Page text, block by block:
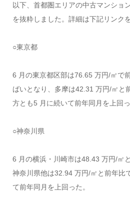
以下、首都圏エリアの中古マンショ
を抜粋しました。詳細は下記リンク
○東京都
6 月の東京都区部は76.65 万円/㎡で
ばいとなり、多摩は42.31 万円/㎡と
方とも5 月に続いて前年同月を上回っ
○神奈川県
6 月の横浜・川崎市は48.43 万円/㎡
神奈川県他は32.94 万円/㎡と前年比
て前年同月を上回った。